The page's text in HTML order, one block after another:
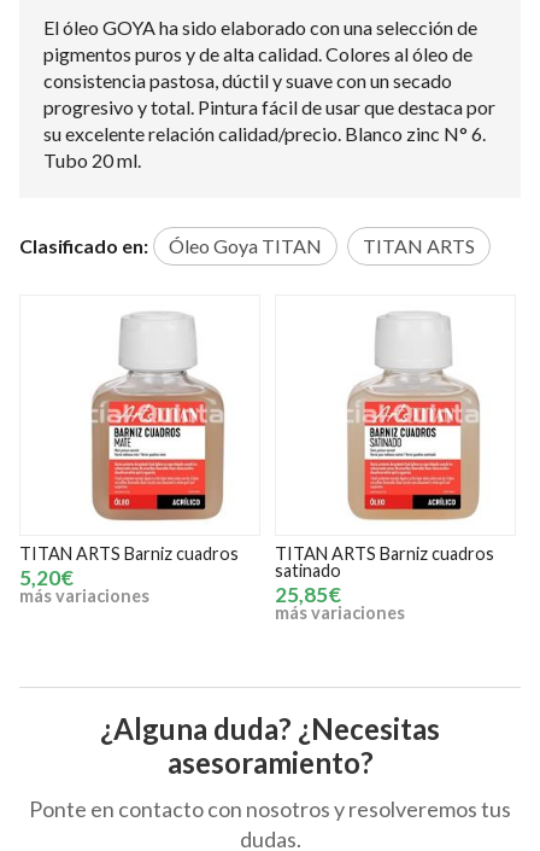
El óleo GOYA ha sido elaborado con una selección de
pigmentos puros y de alta calidad. Colores al óleo de
consistencia pastosa, dúctil y suave con un secado
progresivo y total. Pintura fácil de usar que destaca por
su excelente relación calidad/precio. Blanco zinc N° 6.
Tubo 20 ml.
Clasificado en: Óleo Goya TITAN TITAN ARTS
TITAN ARTS Barniz cuadros
satinado
25,85€
TITAN ARTS Barniz retoque
100 ml
6,15€
¿Alguna duda? ¿Necesitas
asesoramiento?
Ponte en contacto con nosotros y resolveremos tus
dudas.